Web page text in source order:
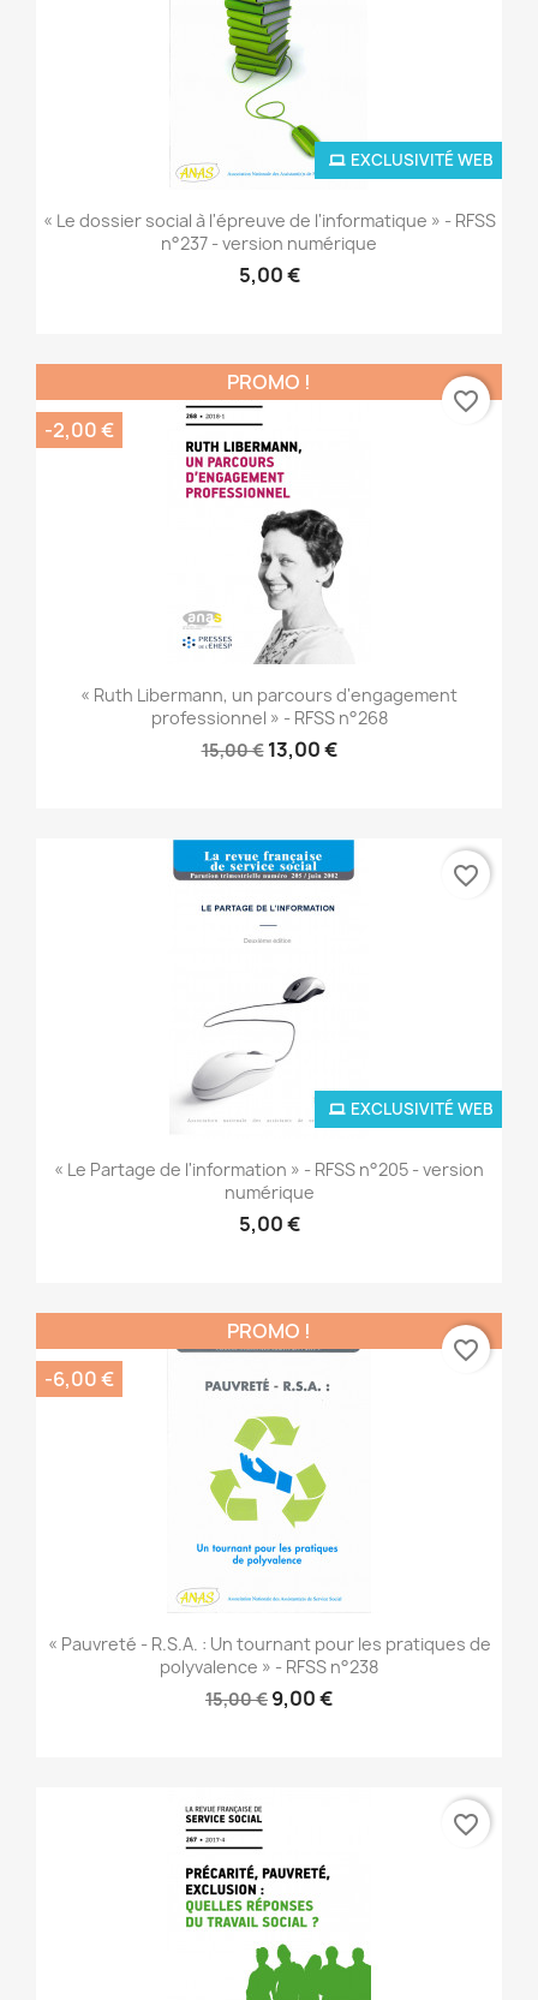
« Le dossier social à l'épreuve de l'informatique » - RFSS
n°237 - version numérique
5,00 €
EXCLUSIVITÉ WEB
« Ruth Libermann, un parcours d'engagement
professionnel » - RFSS n°268
15,00 € 13,00 €
PROMO !
-2,00 €
favorite_border
« Le Partage de l'information » - RFSS n°205 - version
numérique
5,00 €
EXCLUSIVITÉ WEB
favorite_border
« Pauvreté - R.S.A. : Un tournant pour les pratiques de
polyvalence » - RFSS n°238
15,00 € 9,00 €
PROMO !
-6,00 €
favorite_border
favorite_border